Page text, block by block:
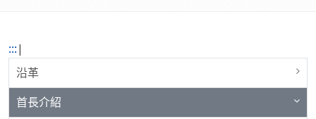
:::|
沿革
首長介紹